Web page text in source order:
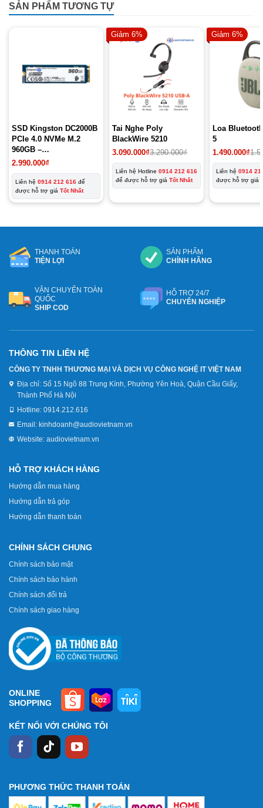
SẢN PHẨM TƯƠNG TỰ
SSD Kingston DC2000B
PCIe 4.0 NVMe M.2
960GB –
SEDC2000BM8/960G
2.990.000₫
Liên hệ 0914 212 616 để
được hỗ trợ giá Tốt Nhất
Giảm 6%
Tai Nghe Poly
BlackWire 5210
3.090.000₫3.290.000₫
Liên hệ Hotline0914 212 616
để được hỗ trợ giáTốt Nhất
Giảm 6%
Loa
5
1.490.000₫
Liên hệ0914
được hỗ trợ giá
THANH TOÁN
TIỆN LỢI
SẢN PHẨM
CHÍNH HÃNG
VẬN CHUYỂN TOÀN
QUỐC
SHIP COD
HỖ TRỢ 24/7
CHUYÊN NGHIỆP
THÔNG TIN LIÊN HỆ
CÔNG TY TNHH THƯƠNG MẠI VÀ DỊCH VỤ CÔNG NGHỆ IT VIỆT NAM
Địa chỉ: Số 15 Ngõ 88 Trung Kính, Phường Yên Hoà, Quận Cầu Giấy,
Thành Phố Hà Nội
Hotline: 0914.212.616
Email: kinhdoanh@audiovietnam.vn
Website: audiovietnam.vn
HỖ TRỢ KHÁCH HÀNG
Hướng dẫn mua hàng
Hướng dẫn trả góp
Hướng dẫn thanh toán
CHÍNH SÁCH CHUNG
Chính sách bảo mật
Chính sách bảo hành
Chính sách đổi trả
Chính sách giao hàng
ONLINE
SHOPPING
KẾT NỐI VỚI CHÚNG TÔI
PHƯƠNG THỨC THANH TOÁN